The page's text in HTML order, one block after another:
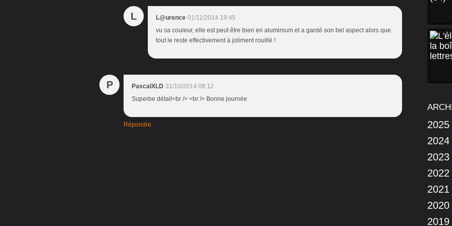
L L@urence 01/11/2014 19:45
vu sa couleur, elle est peut être bien en aluminium et a gardé son bel aspect alors que
tout le reste effectivement à joliment rouillé !
P PascalXLD 31/10/2014 08:12
Superbe détail<br /> <br /> Bonne journée
Répondre
2025
2024
2023
2022
2021
2020
2019